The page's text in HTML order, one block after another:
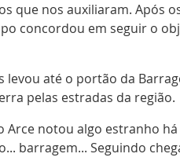
que nos auxiliaram. Após
concordou em seguir o
até o portão da
pelas estradas da região.
notou algo estranho
barragem... Seguindo